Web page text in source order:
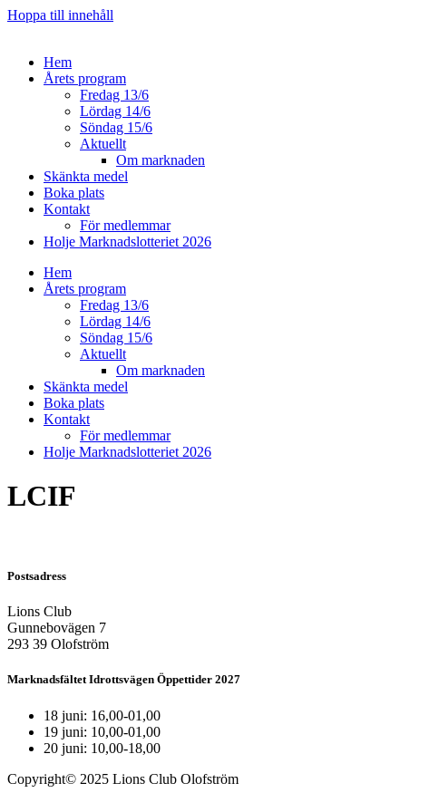
Hoppa till innehåll
Hem
Årets program
Fredag 13/6
Lördag 14/6
Söndag 15/6
Aktuellt
Om marknaden
Skänkta medel
Boka plats
Kontakt
För medlemmar
Holje Marknadslotteriet 2026
Hem
Årets program
Fredag 13/6
Lördag 14/6
Söndag 15/6
Aktuellt
Om marknaden
Skänkta medel
Boka plats
Kontakt
För medlemmar
Holje Marknadslotteriet 2026
LCIF
Postsadress
Lions Club
Gunnebovägen 7
293 39 Olofström
Marknadsfältet Idrottsvägen Öppettider 2027
18 juni: 16,00-01,00
19 juni: 10,00-01,00
20 juni: 10,00-18,00
Copyright© 2025 Lions Club Olofström